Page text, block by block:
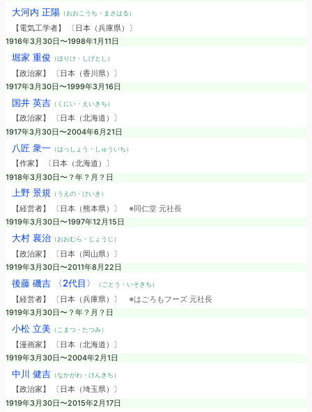
大河内 正陽（おおこうち・まさはる）
【電気工学者】 〔日本（兵庫県）〕
1916年3月30日〜1998年1月11日
堀家 重俊 （ほりけ・しげとし）
【政治家】 〔日本（香川県）〕
1917年3月30日〜1999年3月16日
国井 英吉（くにい・えいきち）
【政治家】 〔日本（北海道）〕
1917年3月30日〜2004年6月21日
八匠 衆一（はっしょう・しゅういち）
【作家】 〔日本（北海道）〕
1918年3月30日〜？年？月？日
上野 景規（うえの・けいき）
【経営者】 〔日本（熊本県）〕 ※同仁堂 元社長
1919年3月30日〜1997年12月15日
大村 襄治（おおむら・じょうじ）
【政治家】 〔日本（岡山県）〕
1919年3月30日〜2011年8月22日
後藤 磯吉 〈2代目〉 （ごとう・いそきち）
【経営者】 〔日本（兵庫県）〕 ※はごろもフーズ 元社長
1919年3月30日〜？年？月？日
小松 立美（こまつ・たつみ）
【漫画家】 〔日本（北海道）〕
1919年3月30日〜2004年2月1日
中川 健吉（なかがわ・けんきち）
【政治家】 〔日本（埼玉県）〕
1919年3月30日〜2015年2月17日